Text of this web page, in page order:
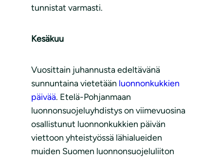
tunnistat varmasti.
Kesäkuu
Vuosittain juhannusta edeltävänä
sunnuntaina vietetään luonnonkukkien
päivää. Etelä-Pohjanmaan
luonnonsuojeluyhdistys on viimevuosina
osallistunut luonnonkukkien päivän
viettoon yhteistyössä lähialueiden
muiden Suomen luonnonsuojeluliiton